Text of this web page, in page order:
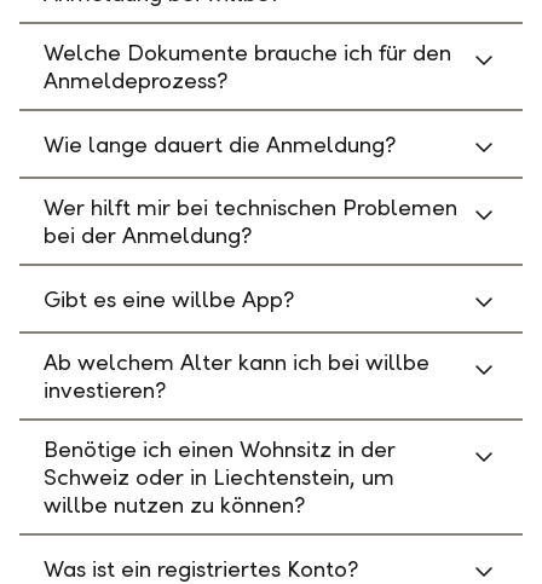
Welche Dokumente brauche ich für den
Anmeldeprozess?
Wie lange dauert die Anmeldung?
Wer hilft mir bei technischen Problemen
bei der Anmeldung?
Gibt es eine willbe App?
Ab welchem Alter kann ich bei willbe
investieren?
Benötige ich einen Wohnsitz in der
Schweiz oder in Liechtenstein, um
willbe nutzen zu können?
Was ist ein registriertes Konto?